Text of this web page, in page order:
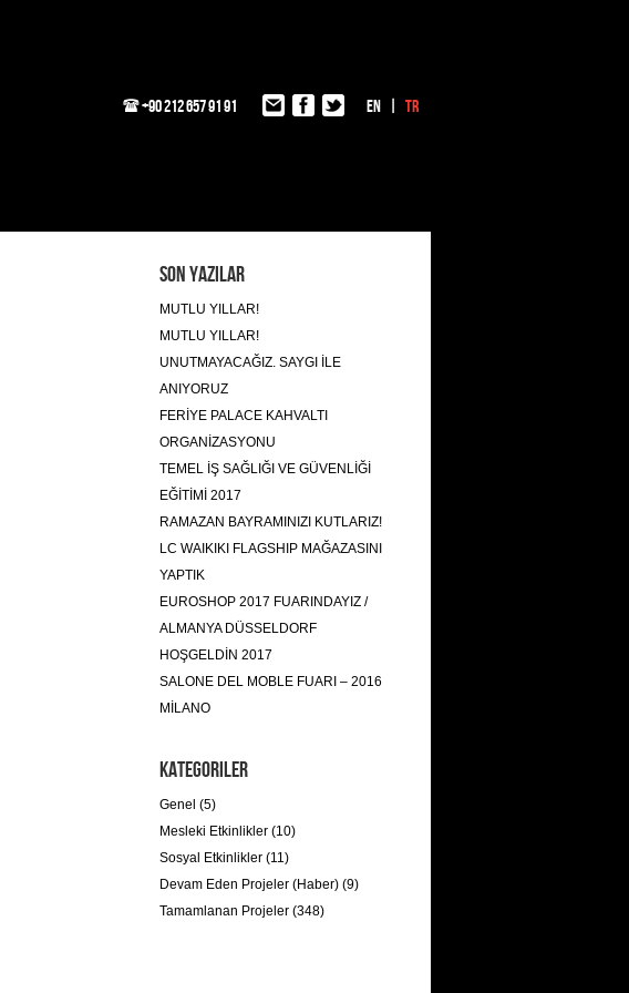
+90 212 657 91 91 EN TR
Son Yazılar
MUTLU YILLAR!
MUTLU YILLAR!
UNUTMAYACAĞIZ. SAYGI İLE
ANIYORUZ
FERİYE PALACE KAHVALTI
ORGANİZASYONU
TEMEL İŞ SAĞLIĞI VE GÜVENLİĞİ
EĞİTİMİ 2017
RAMAZAN BAYRAMINIZI KUTLARIZ!
LC WAIKIKI FLAGSHIP MAĞAZASINI
YAPTIK
EUROSHOP 2017 FUARINDAYIZ /
ALMANYA DÜSSELDORF
HOŞGELDİN 2017
SALONE DEL MOBLE FUARI – 2016
MİLANO
Kategoriler
Genel (5)
Mesleki Etkinlikler (10)
Sosyal Etkinlikler (11)
Devam Eden Projeler (Haber) (9)
Tamamlanan Projeler (348)